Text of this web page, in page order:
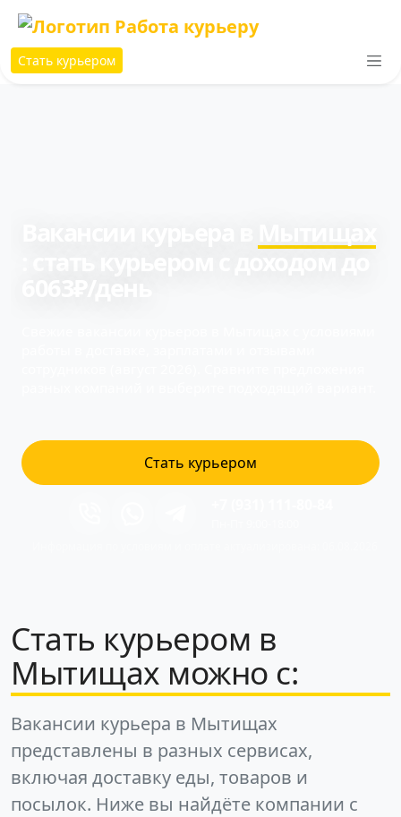
Стать курьером
Стать курьером
Стать курьером в
Мытищах можно с:
Вакансии курьера в Мытищах
представлены в разных сервисах,
включая доставку еды, товаров и
посылок. Ниже вы найдёте компании с